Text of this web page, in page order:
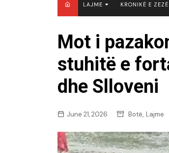
LAJME
KOSOVË
SHQIPËRI
BOTË
KRONIKË E ZEZË
Mot i
stuhitë e
dhe Slloveni
June 21, 2026 Botë, Lajme